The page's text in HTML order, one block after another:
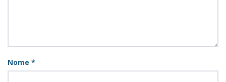
Nome *